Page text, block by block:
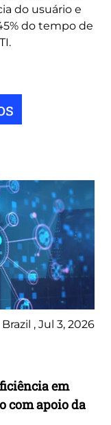
do usuário e
do tempo de
Brazil , Jul 3, 2026
em
com apoio da